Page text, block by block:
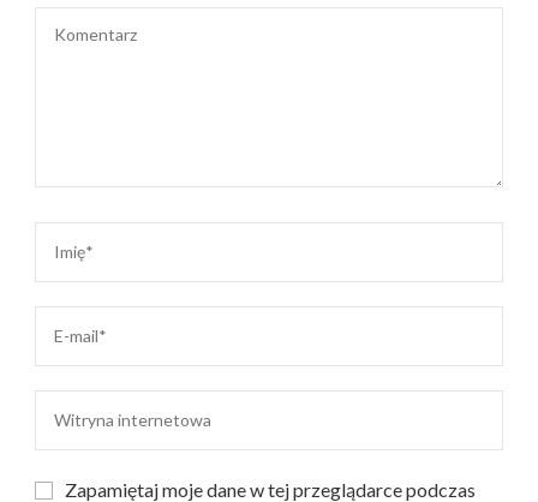
Zapamiętaj moje dane w tej przeglądarce podczas